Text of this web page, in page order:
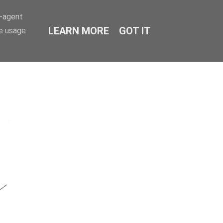
agent
usage
LEARN MORE GOT IT